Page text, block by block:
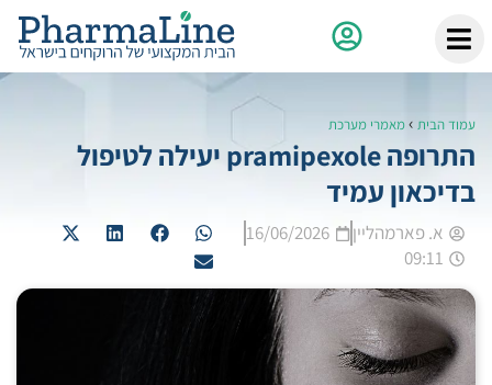
עמוד הבית ›מאמרי מערכת
התרופה pramipexole יעילה לטיפול
בדיכאון עמיד
א. פארמהליין
16/06/2026
09:11